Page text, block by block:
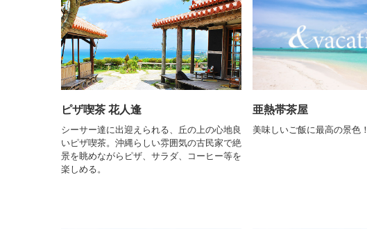
ピザ喫茶 花人逢
シーサー達に出迎えられる、丘の上の心地良
いピザ喫茶。沖縄らしい雰囲気の古民家で絶
景を眺めながらピザ、サラダ、コーヒー等を
楽しめる。
亜熱帯茶屋
美味しいご飯に最高の景色！